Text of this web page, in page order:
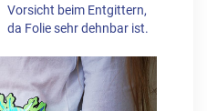
Vorsicht beim Entgittern,
da Folie sehr dehnbar ist.